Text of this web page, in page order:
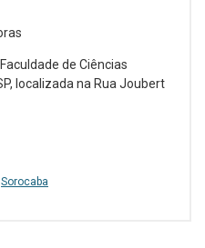
de Ciências
localizada na Rua Joubert
Sorocaba